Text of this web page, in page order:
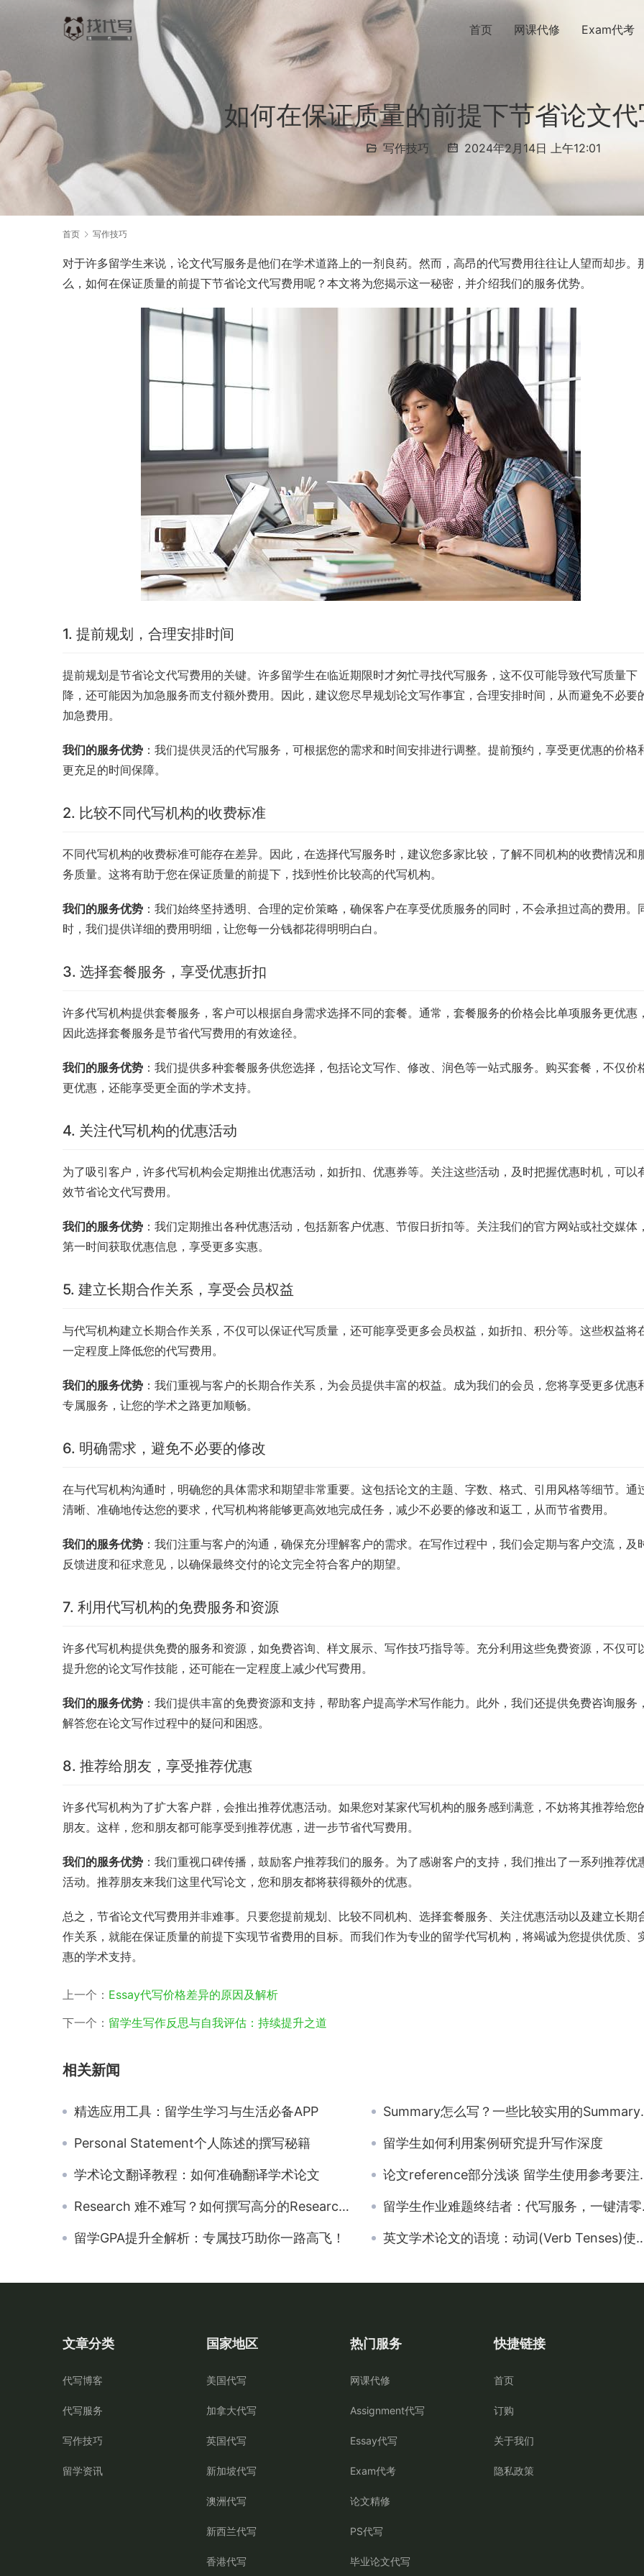
首页 网课代修 Exam代考
如何在保证质量的前提下节省论文代
写作技巧 2024年2月14日 上午12:01
首页 写作技巧
对于许多留学生来说，论文代写服务是他们在学术道路上的一剂良药。然而，高昂的代写费用往往让人望而却步。
么，如何在保证质量的前提下节省论文代写费用呢？本文将为您揭示这一秘密，并介绍我们的服务优势。
1. 提前规划，合理安排时间
提前规划是节省论文代写费用的关键。许多留学生在临近期限时才匆忙寻找代写服务，这不仅可能导致代写质量下
降，还可能因为加急服务而支付额外费用。因此，建议您尽早规划论文写作事宜，合理安排时间，从而避免不必要
加急费用。
我们的服务优势 ：我们提供灵活的代写服务，可根据您的需求和时间安排进行调整。提前预约，享受更优惠的价格
更充足的时间保障。
2. 比较不同代写机构的收费标准
不同代写机构的收费标准可能存在差异。因此，在选择代写服务时，建议您多家比较，了解不同机构的收费情况和
务质量。这将有助于您在保证质量的前提下，找到性价比较高的代写机构。
我们的服务优势 ：我们始终坚持透明、合理的定价策略，确保客户在享受优质服务的同时，不会承担过高的费用。
时，我们提供详细的费用明细，让您每一分钱都花得明明白白。
3. 选择套餐服务，享受优惠折扣
许多代写机构提供套餐服务，客户可以根据自身需求选择不同的套餐。通常，套餐服务的价格会比单项服务更优惠，
因此选择套餐服务是节省代写费用的有效途径。
我们的服务优势 ：我们提供多种套餐服务供您选择，包括论文写作、修改、润色等一站式服务。购买套餐，不仅价
更优惠，还能享受更全面的学术支持。
4. 关注代写机构的优惠活动
为了吸引客户，许多代写机构会定期推出优惠活动，如折扣、优惠券等。关注这些活动，及时把握优惠时机，可以
效节省论文代写费用。
我们的服务优势 ：我们定期推出各种优惠活动，包括新客户优惠、节假日折扣等。关注我们的官方网站或社交媒体，
第一时间获取优惠信息，享受更多实惠。
5. 建立长期合作关系，享受会员权益
与代写机构建立长期合作关系，不仅可以保证代写质量，还可能享受更多会员权益，如折扣、积分等。这些权益将
一定程度上降低您的代写费用。
我们的服务优势 ：我们重视与客户的长期合作关系，为会员提供丰富的权益。成为我们的会员，您将享受更多优惠
专属服务，让您的学术之路更加顺畅。
6. 明确需求，避免不必要的修改
在与代写机构沟通时，明确您的具体需求和期望非常重要。这包括论文的主题、字数、格式、引用风格等细节。通
清晰、准确地传达您的要求，代写机构将能够更高效地完成任务，减少不必要的修改和返工，从而节省费用。
我们的服务优势 ：我们注重与客户的沟通，确保充分理解客户的需求。在写作过程中，我们会定期与客户交流，及
反馈进度和征求意见，以确保最终交付的论文完全符合客户的期望。
7. 利用代写机构的免费服务和资源
许多代写机构提供免费的服务和资源，如免费咨询、样文展示、写作技巧指导等。充分利用这些免费资源，不仅可
提升您的论文写作技能，还可能在一定程度上减少代写费用。
我们的服务优势 ：我们提供丰富的免费资源和支持，帮助客户提高学术写作能力。此外，我们还提供免费咨询服务，
解答您在论文写作过程中的疑问和困惑。
8. 推荐给朋友，享受推荐优惠
许多代写机构为了扩大客户群，会推出推荐优惠活动。如果您对某家代写机构的服务感到满意，不妨将其推荐给您
朋友。这样，您和朋友都可能享受到推荐优惠，进一步节省代写费用。
我们的服务优势 ：我们重视口碑传播，鼓励客户推荐我们的服务。为了感谢客户的支持，我们推出了一系列推荐优
活动。推荐朋友来我们这里代写论文，您和朋友都将获得额外的优惠。
总之，节省论文代写费用并非难事。只要您提前规划、比较不同机构、选择套餐服务、关注优惠活动以及建立长期
作关系，就能在保证质量的前提下实现节省费用的目标。而我们作为专业的留学代写机构，将竭诚为您提供优质、
惠的学术支持。
上一个： Essay代写价格差异的原因及解析
下一个： 留学生写作反思与自我评估：持续提升之道
相关新闻
精选应用工具：留学生学习与生活必备APP Summary怎么写？一些比较实用的Summary写作技巧分享
Personal Statement个人陈述的撰写秘籍 留学生如何利用案例研究提升写作深度
学术论文翻译教程：如何准确翻译学术论文 论文reference部分浅谈 留学生使用参考要注意的5个点
Research 难不难写？如何撰写高分的Research Paper？ 留学生作业难题终结者：代写服务，一键清零烦恼
留学GPA提升全解析：专属技巧助你一路高飞！ 英文学术论文的语境：动词(Verb Tenses)使用规则解析附英文写作例子
文章分类
代写博客
代写服务
写作技巧
留学资讯
国家地区
美国代写
加拿大代写
英国代写
新加坡代写
澳洲代写
新西兰代写
香港代写
热门服务
网课代修
Assignment代写
Essay代写
Exam代考
论文精修
PS代写
毕业论文代写
快捷链接
首页
订购
关于我们
隐私政策